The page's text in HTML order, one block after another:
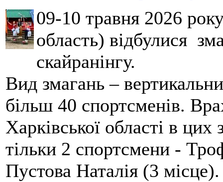
09-10 травня 2026
область) відбулися
скайранінгу.
Вид змагань –
більш 40 спортсменів.
Харківської області в
тільки 2 спортсмени -
Пустова Наталія (3 місце).